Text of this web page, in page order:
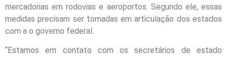
mercadorias em rodovias e aeroportos. Segundo ele, essas
medidas precisam ser tomadas em articulação dos estados
com a o governo federal.
“Estamos em contato com os secretários de estado